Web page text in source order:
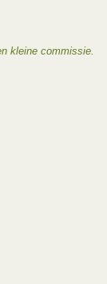
kleine commissie.